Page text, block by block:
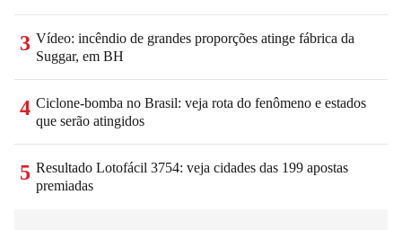
3 Vídeo: incêndio de grandes proporções atinge fábrica da
Suggar, em BH
4 Ciclone-bomba no Brasil: veja rota do fenômeno e estados
que serão atingidos
5 Resultado Lotofácil 3754: veja cidades das 199 apostas
premiadas